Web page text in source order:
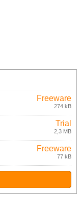
Freeware
274 kB
Trial
2,3 MB
Freeware
77 kB